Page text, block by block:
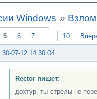
Windows »
5 6 7 … 10
30-07-12 14:30:04
Rector пишет:
дохтур, ты стрелы не